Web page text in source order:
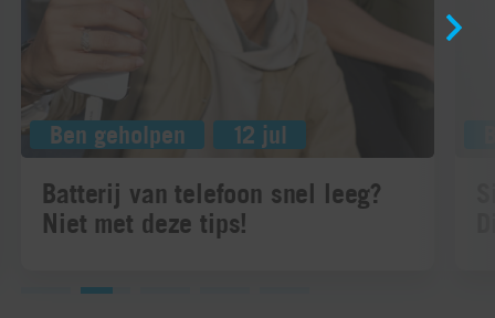
Ben geholpen 12 jul
Batterij van telefoon snel leeg?
Niet met deze tips!